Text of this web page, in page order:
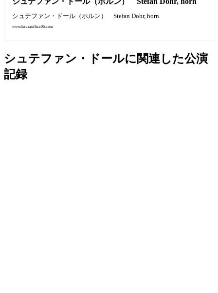
シュテファン・ドール（ホルン） Stefan Dohr, horn
www.hirasaoffice06.com
シュテファン・ドールに関連した公演
記録